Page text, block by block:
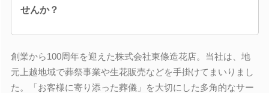
せんか？
創業から100周年を迎えた株式会社東條造花店。当社は、地
元上越地域で葬祭事業や生花販売などを手掛けてまいりまし
た。「お客様に寄り添った葬儀」を大切にした多角的なサー